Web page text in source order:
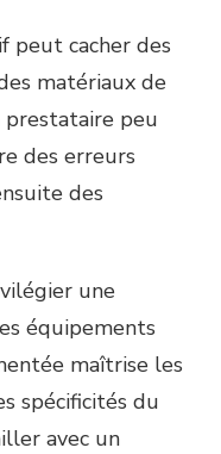
peut cacher des
matériaux de
peu
des erreurs
des
une
équipements
maîtrise les
spécificités du
avec un